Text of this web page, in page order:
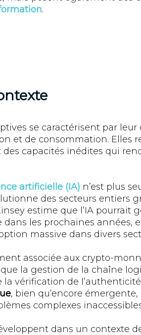
.
se caractérisent par
et de consommation. Elles
capacités inédites qui
artificielle (IA) n’est plus
des secteurs entiers
estime que l’IA pourrait
les prochaines années,
massive dans divers
associée aux crypto-
la gestion de la chaîne
vérification de
, bien qu’encore
complexes
dans un contexte